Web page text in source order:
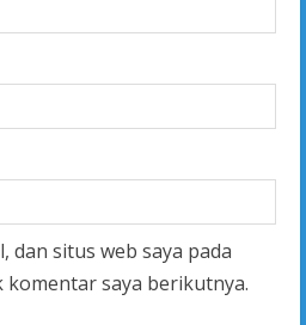
dan situs web saya pada
saya berikutnya.